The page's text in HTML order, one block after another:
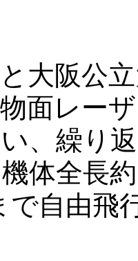
大阪公
物面レー
、繰り
体全長
で自由飛